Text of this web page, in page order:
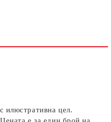
илюстративна цел.